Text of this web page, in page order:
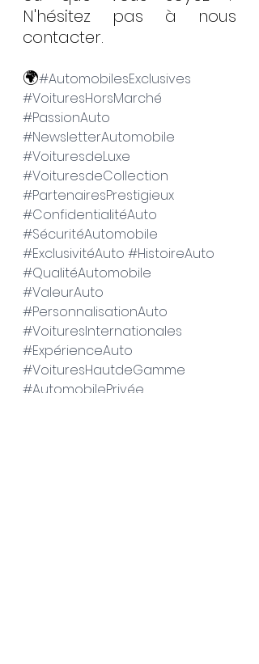
N'hésitez pas à nous
contacter.
🌍#AutomobilesExclusives
#VoituresHorsMarché
#PassionAuto
#NewsletterAutomobile
#VoituresdeLuxe
#VoituresdeCollection
#PartenairesPrestigieux
#ConfidentialitéAuto
#SécuritéAutomobile
#ExclusivitéAuto #HistoireAuto
#QualitéAutomobile
#ValeurAuto
#PersonnalisationAuto
#VoituresInternationales
#ExpérienceAuto
#VoituresHautdeGamme
#AutomobilePrivée